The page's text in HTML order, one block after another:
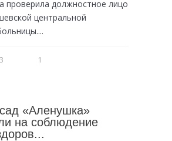
проверила должностное лицо
центральной
1
«Аленушка»
на соблюдение